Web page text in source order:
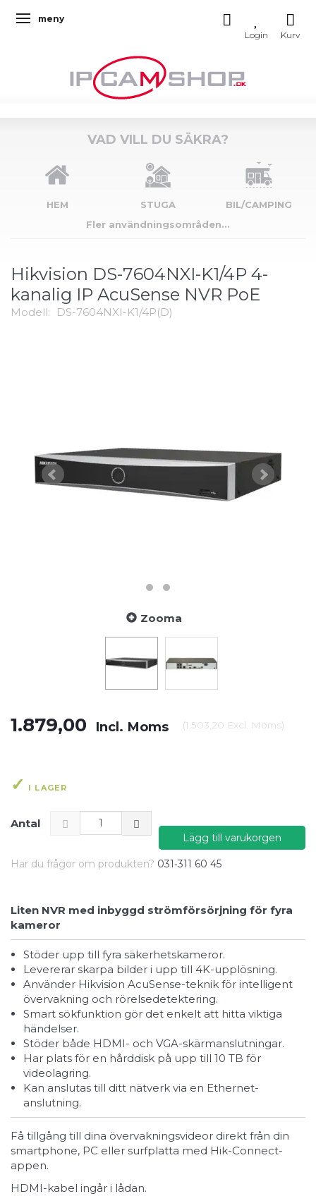
Ändra navigering
meny
VAD VILL DU SÄKRA?
HEM STUGA
BIL/CAMPING
Fler användningsområden...
Hikvision DS-7604NXI-K1/4P 4-
kanalig IP AcuSense NVR PoE
Modell: DS-7604NXI-K1/4P(D)
Zooma
1.879,00 Incl. Moms (1.503,20 Excl. Moms)
I LAGER
Antal
Lägg till varukorgen
Har du frågor om produkten? 031‑311 60 45
Liten NVR med inbyggd strömförsörjning för fyra
kameror
Stöder upp till fyra säkerhetskameror.
Levererar skarpa bilder i upp till 4K-upplösning.
Använder Hikvision AcuSense-teknik för intelligent
övervakning och rörelsedetektering.
Smart sökfunktion gör det enkelt att hitta viktiga
händelser.
Stöder både HDMI- och VGA-skärmanslutningar.
Har plats för en hårddisk på upp till 10 TB för
videolagring.
Kan anslutas till ditt nätverk via en Ethernet-
anslutning.
Få tillgång till dina övervakningsvideor direkt från din
smartphone, PC eller surfplatta med Hik-Connect-
appen.
HDMI-kabel ingår i lådan.